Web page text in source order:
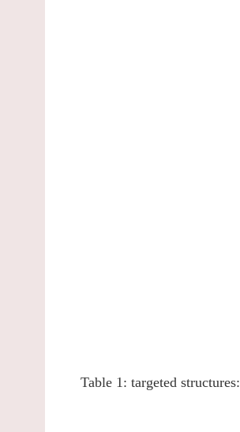
Table 1: targeted structures: